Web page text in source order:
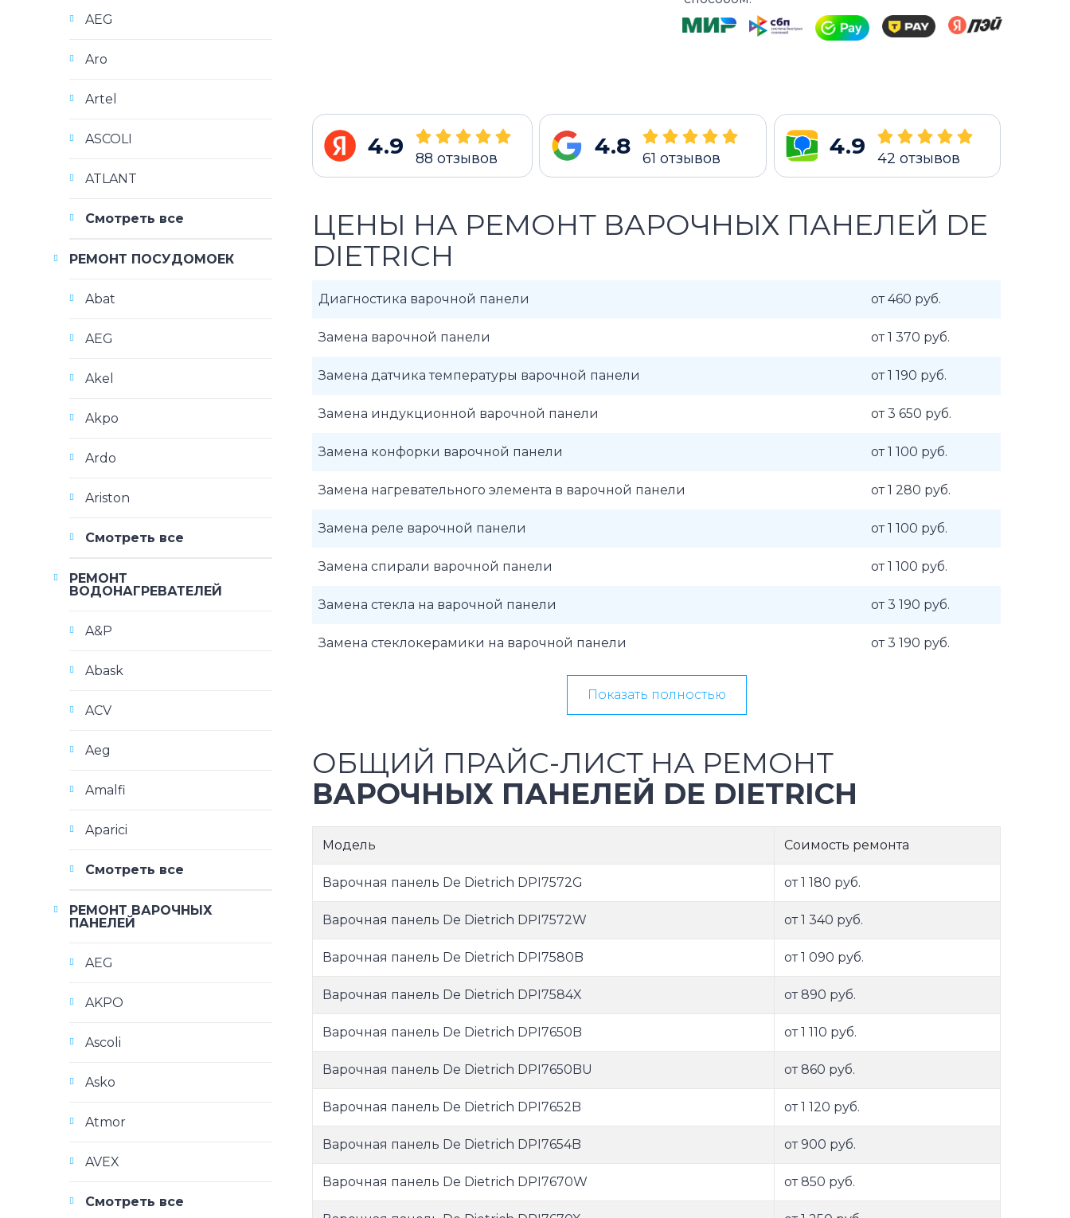
4.9 88 отзывов 4.8 61 отзывов 4.9 42 отзывов
ЦЕНЫ НА РЕМОНТ ВАРОЧНЫХ ПАНЕЛЕЙ DE
DIETRICH
Диагностика варочной панели от 460 руб.
Замена варочной панели от 1 370 руб.
Замена датчика температуры варочной панели от 1 190 руб.
Замена индукционной варочной панели от 3 650 руб.
Замена конфорки варочной панели от 1 100 руб.
Замена нагревательного элемента в варочной панели от 1 280 руб.
Замена реле варочной панели от 1 100 руб.
Замена спирали варочной панели от 1 100 руб.
Замена стекла на варочной панели от 3 190 руб.
Замена стеклокерамики на варочной панели от 3 190 руб.
Показать полностью
ОБЩИЙ ПРАЙС-ЛИСТ НА РЕМОНТ
ВАРОЧНЫХ ПАНЕЛЕЙ DE DIETRICH
Модель Соимость ремонта
Варочная панель De Dietrich DPI7572G от 1 180 руб.
Варочная панель De Dietrich DPI7572W от 1 340 руб.
Варочная панель De Dietrich DPI7580B от 1 090 руб.
Варочная панель De Dietrich DPI7584X от 890 руб.
Варочная панель De Dietrich DPI7650B от 1 110 руб.
Варочная панель De Dietrich DPI7650BU от 860 руб.
Варочная панель De Dietrich DPI7652B от 1 120 руб.
Варочная панель De Dietrich DPI7654B от 900 руб.
Варочная панель De Dietrich DPI7670W от 850 руб.
AEG
Aro
Artel
ASCOLI
ATLANT
Смотреть все
РЕМОНТ ПОСУДОМОЕК
Abat
AEG
Akel
Akpo
Ardo
Ariston
Смотреть все
РЕМОНТ
ВОДОНАГРЕВАТЕЛЕЙ
A&P
Abask
ACV
Aeg
Amalfi
Aparici
Смотреть все
РЕМОНТ ВАРОЧНЫХ
ПАНЕЛЕЙ
AEG
AKPO
Ascoli
Asko
Atmor
AVEX
Смотреть все